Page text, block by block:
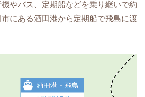
やバス、定期船などを乗り継いで約
にある酒田港から定期船で飛島に渡